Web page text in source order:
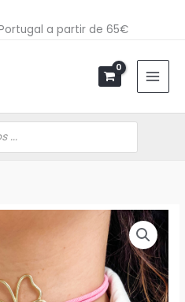
a partir de 65€